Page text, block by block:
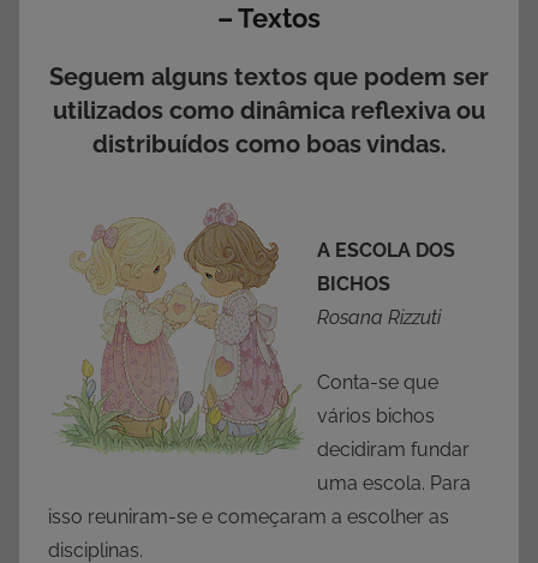
– Textos
Seguem alguns textos que podem ser
utilizados como dinâmica reflexiva ou
distribuídos como boas vindas.
A ESCOLA DOS
BICHOS
Rosana Rizzuti
Conta-se que
vários bichos
decidiram fundar
uma escola. Para
isso reuniram-se e começaram a escolher as
disciplinas.